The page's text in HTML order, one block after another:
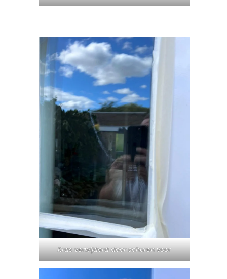
Kras verwijderd door schuren voor